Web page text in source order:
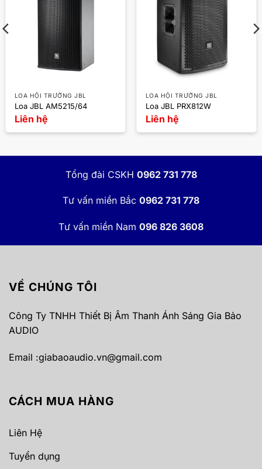
LOA HỘI TRƯỜNG JBL
Loa JBL AM5215/64
Liên hệ
LOA HỘI TRƯỜNG JBL
Loa JBL PRX812W
Liên hệ
Tổng đài CSKH 0962 731 778
Tư vấn miền Bắc 0962 731 778
Tư vấn miền Nam 096 826 3608
VỀ CHÚNG TÔI
Công Ty TNHH Thiết Bị Âm Thanh Ánh Sáng Gia Bảo
AUDIO
Email :giabaoaudio.vn@gmail.com
CÁCH MUA HÀNG
Liên Hệ
Tuyển dụng